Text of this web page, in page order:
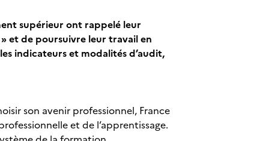
supérieur ont rappelé leur
et de poursuivre leur travail en
indicateurs et modalités d’audit,
son avenir professionnel, France
et de l’apprentissage.